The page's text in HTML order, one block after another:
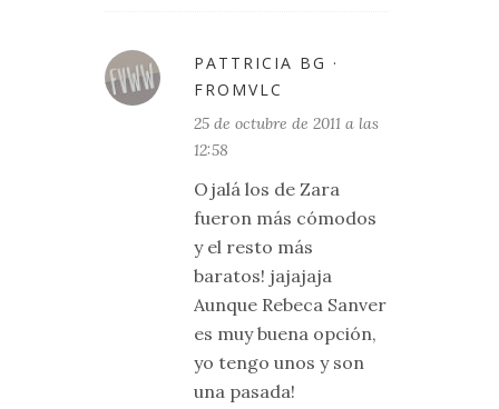
PATTRICIA BG ·
FROMVLC
25 de octubre de 2011 a las
12:58
Ojalá los de Zara
fueron más cómodos
y el resto más
baratos! jajajaja
Aunque Rebeca Sanver
es muy buena opción,
yo tengo unos y son
una pasada!